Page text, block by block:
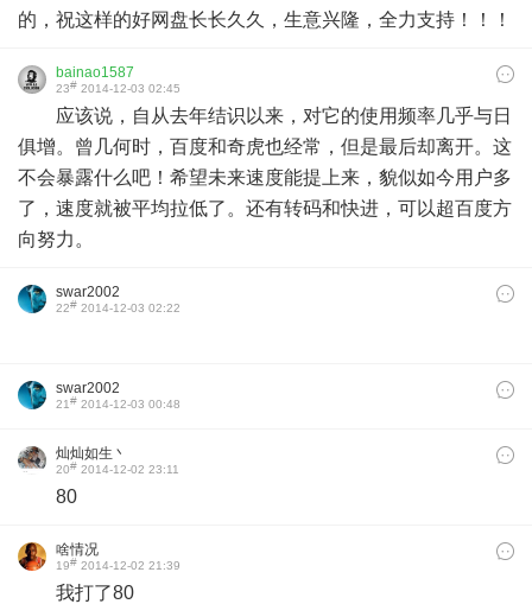
的，祝这样的好网盘长长久久，生意兴隆，全力支持！！！
bainao1587
23# 2014-12-03 02:45
应该说，自从去年结识以来，对它的使用频率几乎与日
俱增。曾几何时，百度和奇虎也经常，但是最后却离开。这
不会暴露什么吧！希望未来速度能提上来，貌似如今用户多
了，速度就被平均拉低了。还有转码和快进，可以超百度方
向努力。
swar2002
22# 2014-12-03 02:22
swar2002
21# 2014-12-03 00:48
灿灿如生丶
20# 2014-12-02 23:11
80
啥情况
19# 2014-12-02 21:39
我打了80